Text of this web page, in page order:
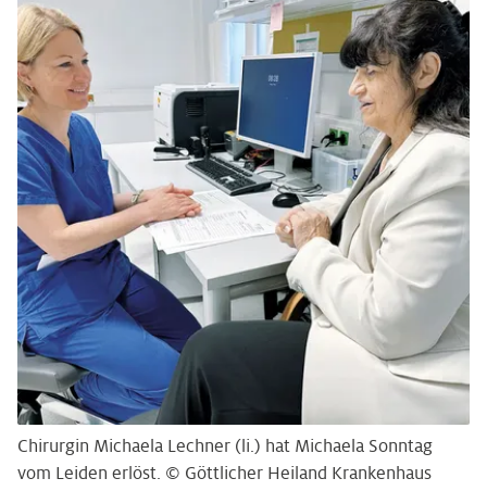
Chirurgin Michaela Lechner (li.) hat Michaela Sonntag
vom Leiden erlöst. © Göttlicher Heiland Krankenhaus